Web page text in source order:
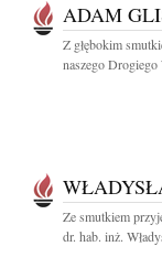
ADAM
Z głębokim
naszego
Ze smutkiem
dr. hab. inż.